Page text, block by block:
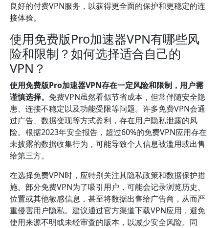
良好的付费VPN服务，以获得更全面的保护和更稳定的连
接体验。
使用免费版Pro加速器VPN有哪些风
险和限制？如何选择适合自己的
VPN？
使用免费版Pro加速器VPN存在一定风险和限制，用户需
谨慎选择。 免费VPN虽然看似节省成本，但常伴随安全隐
患、连接不稳定以及功能受限等问题。许多免费VPN会通
过广告、数据变现等方式盈利，存在用户隐私泄露的风
险。根据2023年安全报告，超过60%的免费VPN应用存在
未披露的数据收集行为，可能导致个人信息被滥用或出售
给第三方。
在选择免费VPN时，应特别关注其隐私政策和数据保护措
施。部分免费VPN为了吸引用户，可能会记录浏览历史、
位置或其他敏感信息，甚至将数据出售给广告商，从而严
重侵害用户隐私。建议通过官方渠道下载VPN应用，避免
使用来源不明或未经审查的版本，以减少安全风险。同